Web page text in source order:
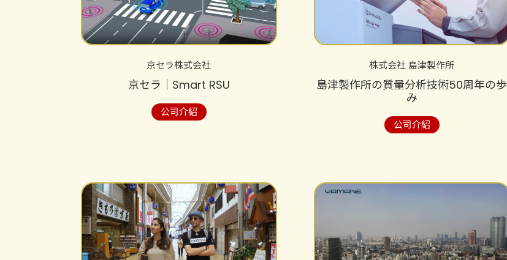
京セラ株式会社
京セラ│Smart RSU
公司介紹
株式会社 島津製作所
島津製作所の質量分析技術50周年の歩
み
公司介紹